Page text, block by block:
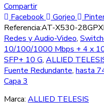
Compartir
Facebook
Gorjeo
Referencia:AT-X530-
Redes y Audio-Video,
10/100/1000 Mbps + 4 x
SFP+ 10 G, ALLIED
Fuente Redundante, hasta
Capa 3
Marca: ALLIED TELESIS